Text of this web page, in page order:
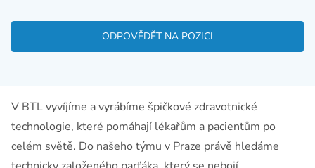
ODPOVĚDĚT NA POZICI
V BTL vyvíjíme a vyrábíme špičkové zdravotnické
technologie, které pomáhají lékařům a pacientům po
celém světě. Do našeho týmu v Praze právě hledáme